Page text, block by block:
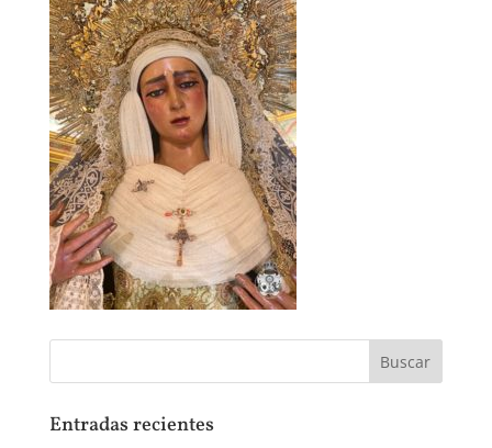
Entradas recientes